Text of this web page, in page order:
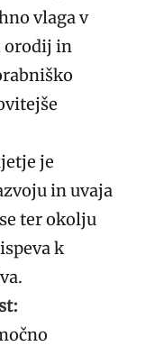
vlaga v
orodij in
je
in uvaja
ter okolju
k